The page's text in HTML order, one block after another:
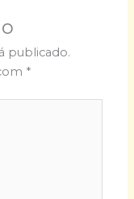
publicado.
*